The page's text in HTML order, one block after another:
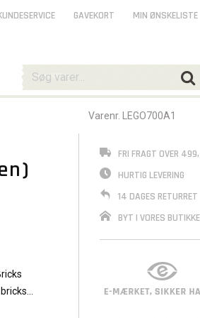
Varenr. LEGO700A1
FRI FRAGT OVER
HURTIG LEVERING
14 DAGES RETURRET
BYT I VORES
GAVEKORT MIN ØNSKELISTE